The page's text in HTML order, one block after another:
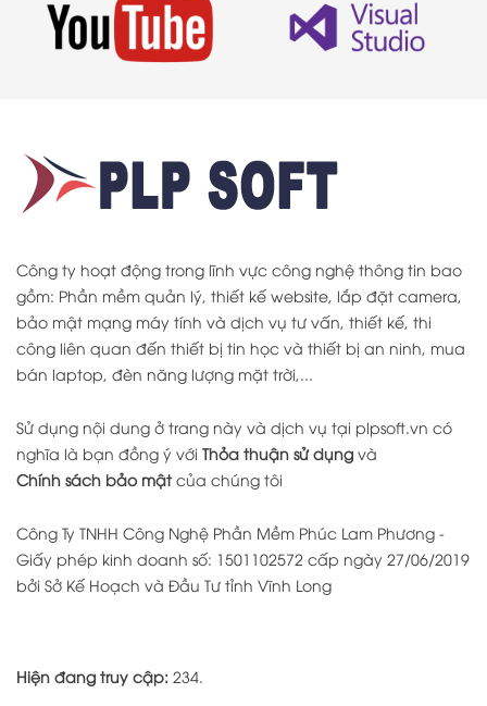
Công ty hoạt động trong lĩnh vực công nghệ thông tin bao
gồm: Phần mềm quản lý, thiết kế website, lắp đặt camera,
bảo mật mạng máy tính và dịch vụ tư vấn, thiết kế, thi
công liên quan đến thiết bị tin học và thiết bị an ninh, mua
bán laptop, đèn năng lượng mặt trời,...
Sử dụng nội dung ở trang này và dịch vụ tại plpsoft.vn có
nghĩa là bạn đồng ý với Thỏa thuận sử dụng và
Chính sách bảo mậtcủa chúng tôi
Công Ty TNHH Công Nghệ Phần Mềm Phúc Lam Phương -
Giấy phép kinh doanh số: 1501102572 cấp ngày 27/06/2019
bởi Sở Kế Hoạch và Đầu Tư tỉnh Vĩnh Long
Hiện đang truy cập: 234.